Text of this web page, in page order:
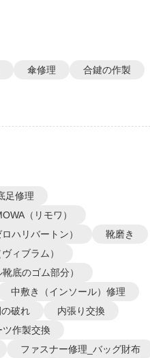
傘修理
合鍵の作製
足修理
（リモワ）
ハリバートン）
靴磨き
ィブラム）
底のゴム部分）
中敷き（インソール）修理
破れ
内張り交換
ツ作製交換
ファスナー修理_バッグ財布